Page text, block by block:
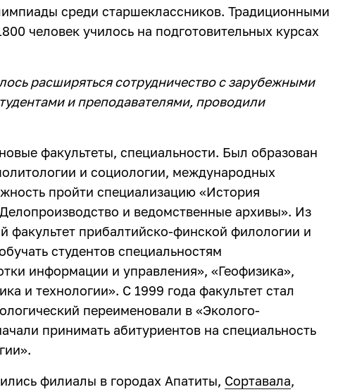
среди старшеклассников. Традиционными
человек училось на подготовительных курсах
расширяться сотрудничество с зарубежными
и преподавателями, проводили
факультеты, специальности. Был образован
и социологии, международных
пройти специализацию «История
и ведомственные архивы». Из
факультет прибалтийско-финской филологии и
студентов специальностям
информации и управления», «Геофизика»,
и технологии». С 1999 года факультет стал
переименовали в «Эколого-
принимать абитуриентов на специальность
филиалы в городах Апатиты, Сортавала,